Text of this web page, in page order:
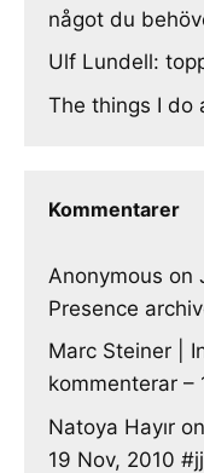
något du
Ulf Lundell:
The things I do
Kommentarer
Anonymous on
Presence
Marc Steiner |
kommenterar –
Natoya Hayır on
19 Nov, 2010